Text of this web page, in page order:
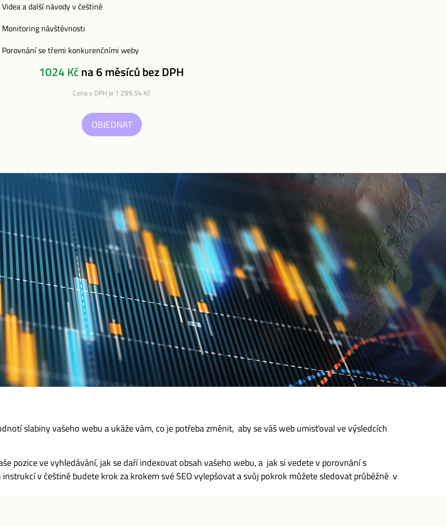
Videa a další návody v češtině
Monitoring návštěvnosti
Porovnání se třemi konkurenčními weby
1024 Kčna 6 měsíců bez DPH
Cena s DPH je 1 299,54 Kč
OBJEDNAT
slabiny vašeho webu a ukáže vám, co je potřeba změnit, aby se váš web umisťoval ve výsledcích
pozice ve vyhledávání, jak se daří indexovat obsah vašeho webu, a jak si vedete v porovnání s
v češtině budete krok za krokem své SEO vylepšovat a svůj pokrok můžete sledovat průběžně v